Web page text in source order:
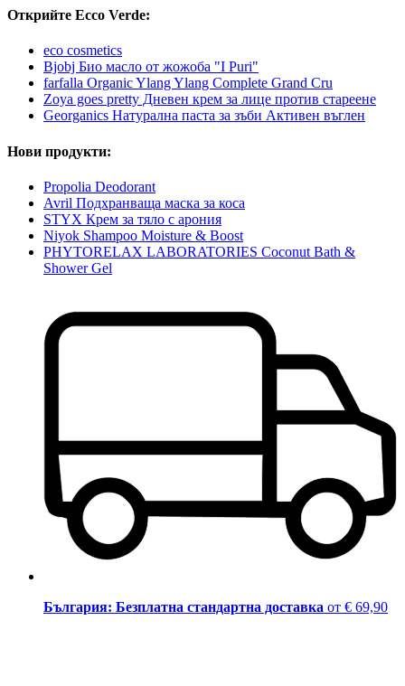
Открийте Ecco Verde:
eco cosmetics
Bjobj Био масло от жожоба "I Puri"
farfalla Organic Ylang Ylang Complete Grand Cru
Zoya goes pretty Дневен крем за лице против стареене
Georganics Натурална паста за зъби Активен въглен
Нови продукти:
Propolia Deodorant
Avril Подхранваща маска за коса
STYX Крем за тяло с арония
Niyok Shampoo Moisture & Boost
PHYTORELAX LABORATORIES Coconut Bath &
Shower Gel
България: Безплатна стандартна доставка от € 69,90